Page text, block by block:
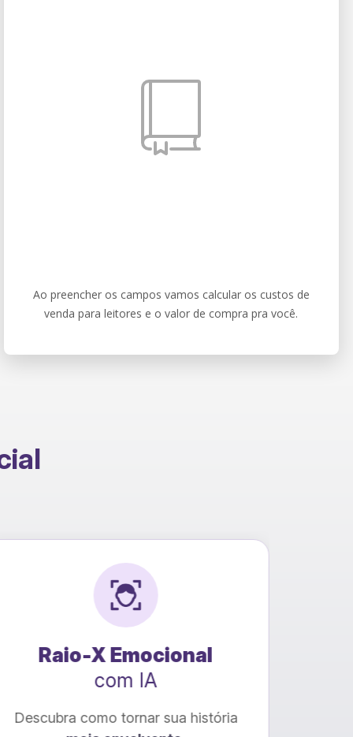
Ao preencher os campos vamos calcular os custos de
venda para leitores e o valor de compra pra você.
sua história
Conversão para
Transforme seu livro de